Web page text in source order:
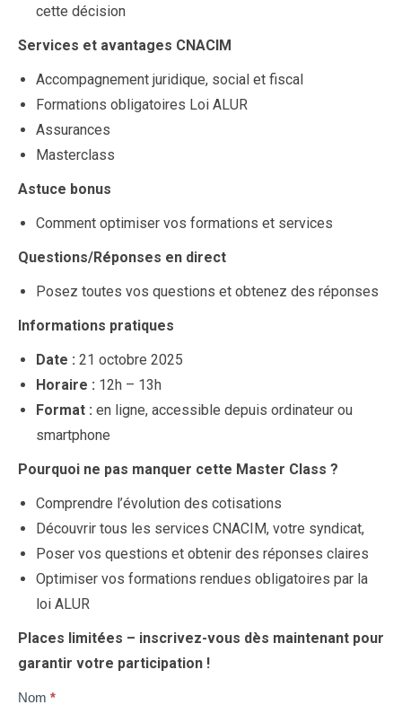
cette décision
Services et avantages CNACIM
Accompagnement juridique, social et fiscal
Formations obligatoires Loi ALUR
Assurances
Masterclass
Astuce bonus
Comment optimiser vos formations et services
Questions/Réponses en direct
Posez toutes vos questions et obtenez des réponses
Informations pratiques
Date : 21 octobre 2025
Horaire : 12h – 13h
Format : en ligne, accessible depuis ordinateur ou
smartphone
Pourquoi ne pas manquer cette Master Class ?
Comprendre l’évolution des cotisations
Découvrir tous les services CNACIM, votre syndicat,
Poser vos questions et obtenir des réponses claires
Optimiser vos formations rendues obligatoires par la
loi ALUR
Places limitées – inscrivez-vous dès maintenant pour
garantir votre participation !
Master
Nom *
Si